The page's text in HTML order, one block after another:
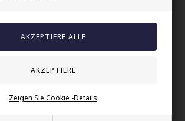
Zeigen Sie Cookie -Details
Grow wings Halskette
aus Edelstahl.
42,00 EUR